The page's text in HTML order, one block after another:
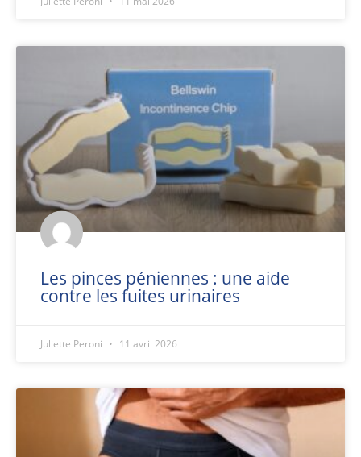
Les pinces péniennes : une aide
contre les fuites urinaires
Juliette Peroni 11 avril 2026